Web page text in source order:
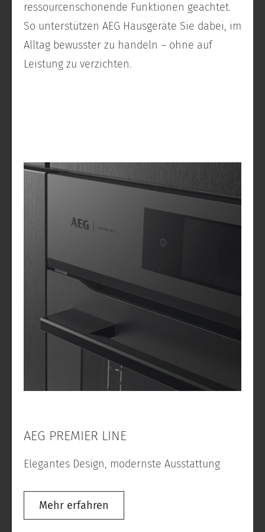
ressourcenschonende Funktionen geachtet.
So unterstützen AEG Hausgeräte Sie dabei, im
Alltag bewusster zu handeln – ohne auf
Leistung zu verzichten.
AEG PREMIER LINE
Elegantes Design, modernste Ausstattung
Mehr erfahren